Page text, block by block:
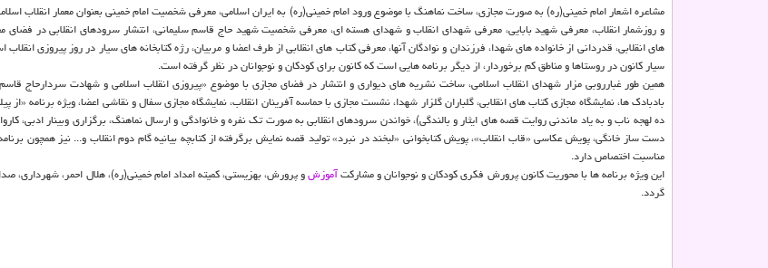
مشاعره اشعار امام خمینی(ره) به صورت مجازی، ساخت نماهنگ با موضوع ورود امام خمینی(ره) به ایران اسلامی، معرفی شخصیت امام خمینی بعنوان معمار انقلاب
و روزشمار انقلاب، معرفی شهید بابایی، معرفی شهدای انقلاب و شهدای هسته ای، معرفی شخصیت شهید حاج قاسم سلیمانی، انتشار سرودهای انقلابی در
های انقلابی، قدردانی از خانواده های شهدا، فرزندان و نوادگان آنها، معرفی کتاب های انقلابی از طرف اعضا و مربیان، رژه کتابخانه های سیار در روز پیروزی انقلاب
سیار کانون در روستاها و مناطق کم برخوردار، از دیگر برنامه هایی است که کانون برای کودکان و نوجوانان در نظر گرفته است.
همین طور غبارروبی مزار شهدای انقلاب اسلامی، ساخت نشریه های دیواری و انتشار در فضای مجازی با موضوع «پیروزی انقلاب اسلامی و شهادت سردارحاج
بادبادک ها، نمایشگاه مجازی کتاب های انقلابی، گلباران گلزار شهدا، نشست مجازی با حماسه آفرینان انقلاب، نمایشگاه مجازی سفال و نقاشی اعضا، ویژه برنامه «از
ده لهجه ناب و به یاد ماندنی روایت قصه های ایثار و بالندگی)، خواندن سرودهای انقلابی به صورت تک نفره و خانوادگی و ارسال نماهنگ، برگزاری وبینار ادبی،
دست ساز خانگی، پویش عکاسی «قاب انقلاب»، پویش کتابخوانی «لبخند در نبرد» تولید قصه نمایش برگرفته از کتابچه بیانیه گام دوم انقلاب و... نیز همچون
مناسبت اختصاص دارد.
این ویژه برنامه ها با محوریت کانون پرورش فکری کودکان و نوجوانان و مشارکتآموزشو پرورش، بهزیستی، کمیته امداد امام خمینی(ره)، هلال احمر، شهرداری،
گردد.